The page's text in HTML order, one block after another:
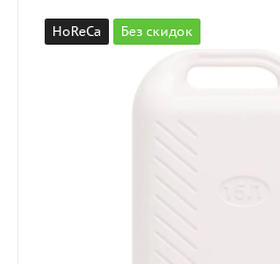
HoReCa Без скидок